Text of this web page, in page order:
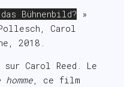
Bühnenbild? »
Carol
2018.
sur Carol Reed. Le
, ce film